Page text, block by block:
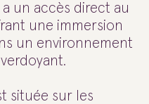
un accès direct au
une immersion
un environnement
située sur les